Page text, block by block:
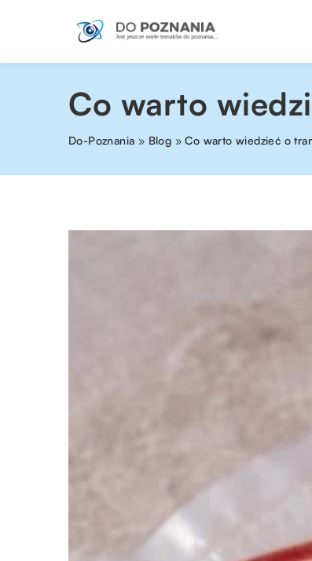
Co warto
Do-Poznania » Blog »Co warto wiedzieć o